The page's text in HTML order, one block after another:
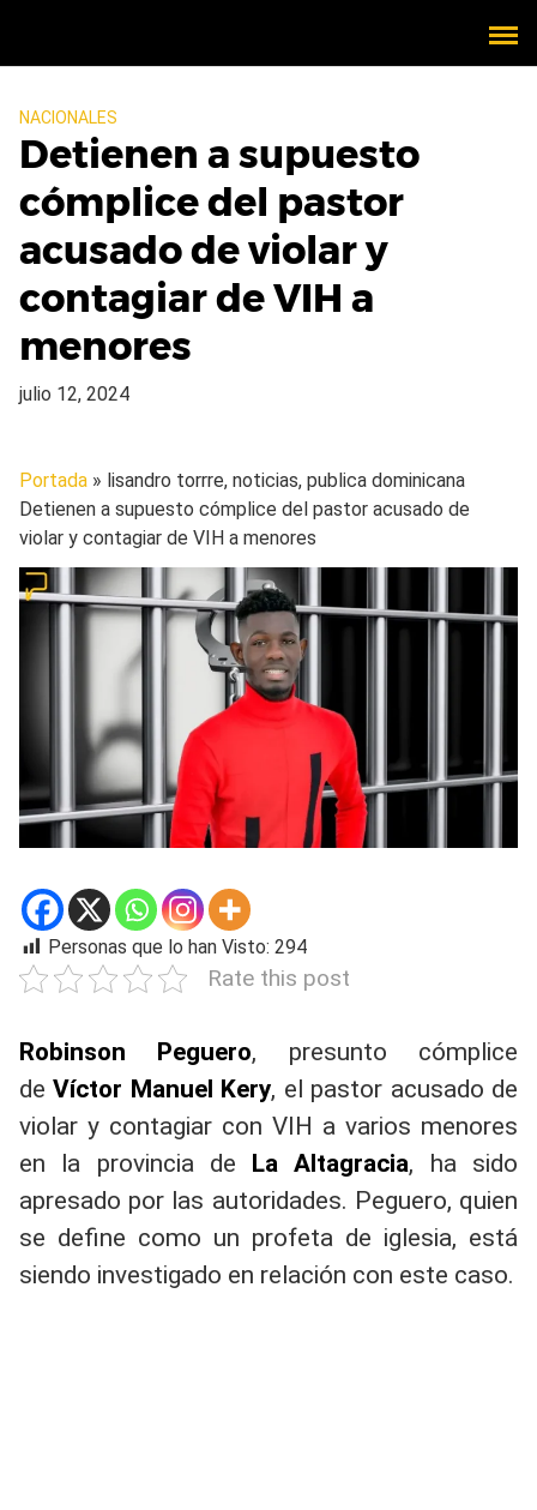
NACIONALES
Detienen a supuesto
cómplice del pastor
acusado de violar y
contagiar de VIH a
menores
julio 12, 2024
Portada » lisandro torrre, noticias, publica dominicana
Detienen a supuesto cómplice del pastor acusado de
violar y contagiar de VIH a menores
Personas que lo han Visto: 294
Rate this post
Robinson Peguero, presunto cómplice
deVíctor Manuel Kery, el pastor acusado de
violar y contagiar con VIH a varios menores
en la provincia de La Altagracia, ha sido
apresado por las autoridades. Peguero, quien
se define como un profeta de iglesia, está
siendo investigado en relación con este caso.